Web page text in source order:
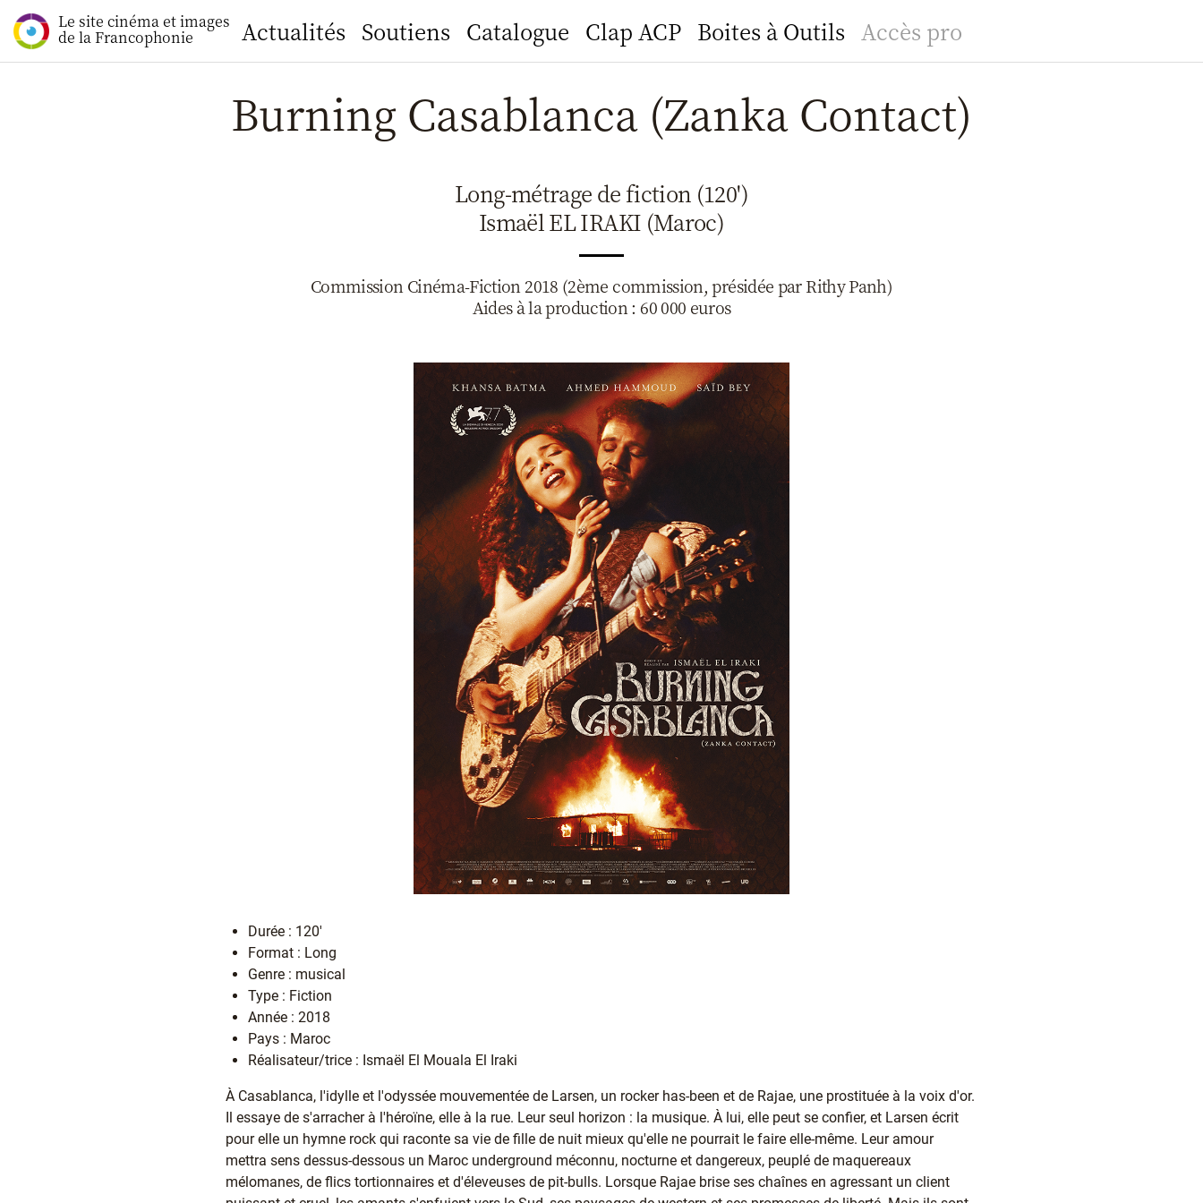
Le site cinéma et images
de la Francophonie Actualités Soutiens Catalogue Clap ACP Boites à Outils Accès pro
Burning Casablanca (Zanka Contact)
Long-métrage de fiction (120')
Ismaël EL IRAKI (Maroc)
Commission Cinéma-Fiction 2018 (2ème commission, présidée par Rithy Panh)
Aides à la production : 60 000 euros
Durée : 120'
Format : Long
Genre : musical
Type : Fiction
Année : 2018
Pays : Maroc
Réalisateur/trice : Ismaël El Mouala El Iraki
À Casablanca, l'idylle et l'odyssée mouvementée de Larsen, un rocker has-been et de Rajae, une prostituée à la voix d'or.
Il essaye de s'arracher à l'héroïne, elle à la rue. Leur seul horizon : la musique. À lui, elle peut se confier, et Larsen écrit
pour elle un hymne rock qui raconte sa vie de fille de nuit mieux qu'elle ne pourrait le faire elle-même. Leur amour
mettra sens dessus-dessous un Maroc underground méconnu, nocturne et dangereux, peuplé de maquereaux
mélomanes, de flics tortionnaires et d'éleveuses de pit-bulls. Lorsque Rajae brise ses chaînes en agressant un client